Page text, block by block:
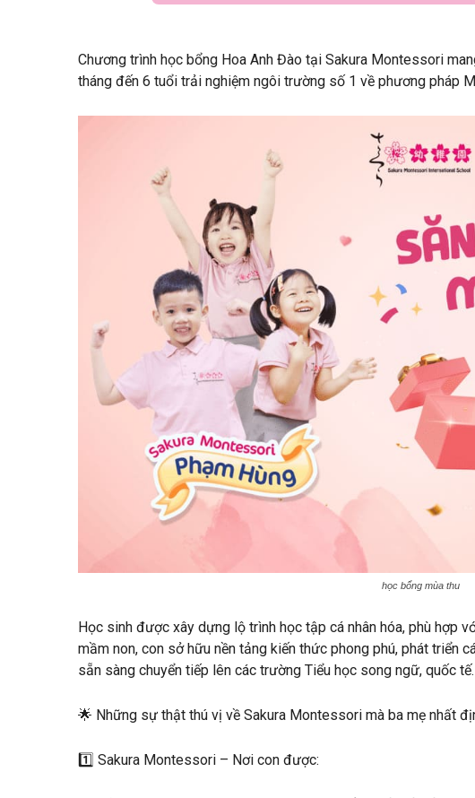
Chương trình học bổng Hoa Anh Đào tại Sakura Montessori
tháng đến 6 tuổi trải nghiệm ngôi trường số 1 về phương pháp
học bổng mùa thu
Học sinh được xây dựng lộ trình học tập cá nhân hóa, phù hợp
mầm non, con sở hữu nền tảng kiến thức phong phú, phát triển
sẵn sàng chuyển tiếp lên các trường Tiểu học song ngữ, quốc tế.
🌟 Những sự thật thú vị về Sakura Montessori mà ba mẹ nhất
1️⃣ Sakura Montessori – Nơi con được: